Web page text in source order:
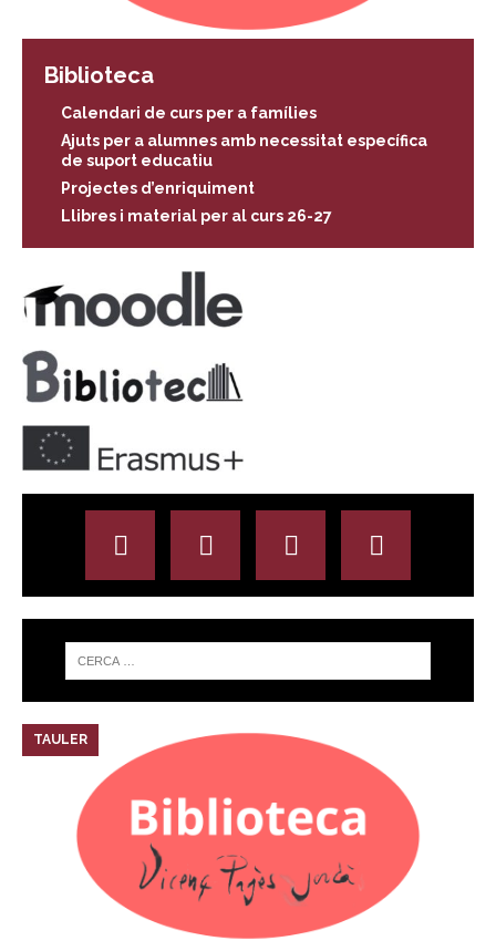
Biblioteca
Calendari de curs per a famílies
Ajuts per a alumnes amb necessitat específica
de suport educatiu
Projectes d’enriquiment
Llibres i material per al curs 26-27
TAULER